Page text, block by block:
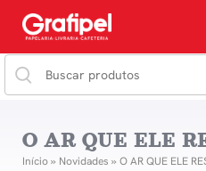
O AR QUE ELE
Início» Novidades » O AR QUE ELE